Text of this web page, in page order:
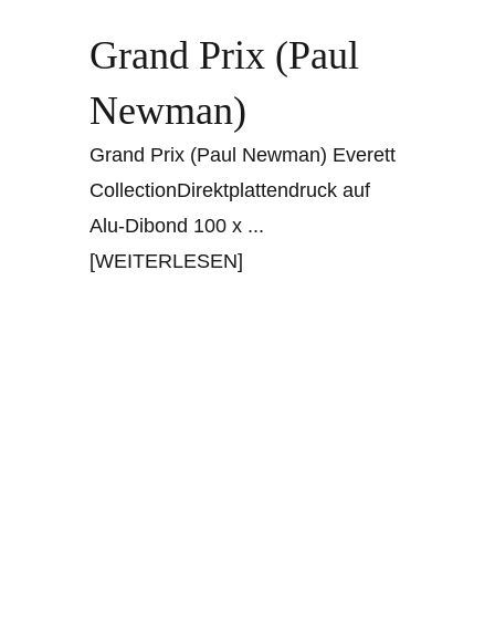
Grand Prix (Paul
Newman)
Grand Prix (Paul Newman) Everett
CollectionDirektplattendruck auf
Alu-Dibond 100 x ...
[WEITERLESEN]